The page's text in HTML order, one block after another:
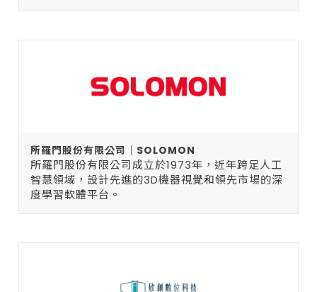
所羅門股份有限公司｜SOLOMON
所羅門股份有限公司成立於1973年，近年跨足人工
智慧領域，設計先進的3D機器視覺和領先市場的深
度學習軟體平台。